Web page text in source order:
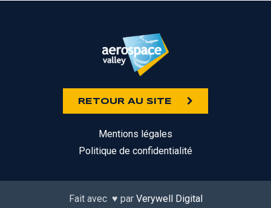
RETOUR AU SITE
Mentions légales
Politique de confidentialité
Fait avec ♥ parVerywell Digital